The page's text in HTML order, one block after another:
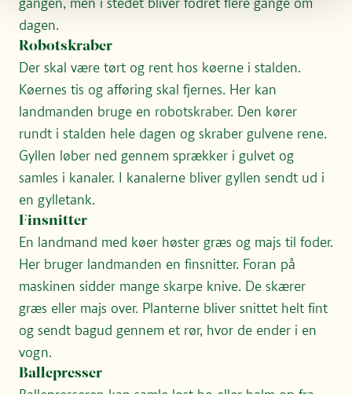
dagen.
Robotskraber
Der skal være tørt og rent hos køerne i stalden.
Køernes tis og afføring skal fjernes. Her kan
landmanden bruge en robotskraber. Den kører
rundt i stalden hele dagen og skraber gulvene rene.
Gyllen løber ned gennem sprækker i gulvet og
samles i kanaler. I kanalerne bliver gyllen sendt ud i
en gylletank.
Finsnitter
En landmand med køer høster græs og majs til foder.
Her bruger landmanden en finsnitter. Foran på
maskinen sidder mange skarpe knive. De skærer
græs eller majs over. Planterne bliver snittet helt fint
og sendt bagud gennem et rør, hvor de ender i en
vogn.
Ballepresser